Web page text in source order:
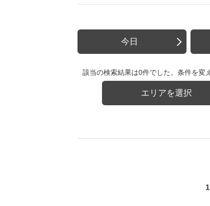
今日
該当の検索結果は0件でした。条件を変
エリアを選択
1